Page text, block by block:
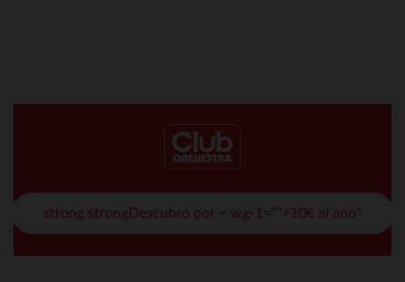
strong strongDescubro por < wg-1="">10€ al año*